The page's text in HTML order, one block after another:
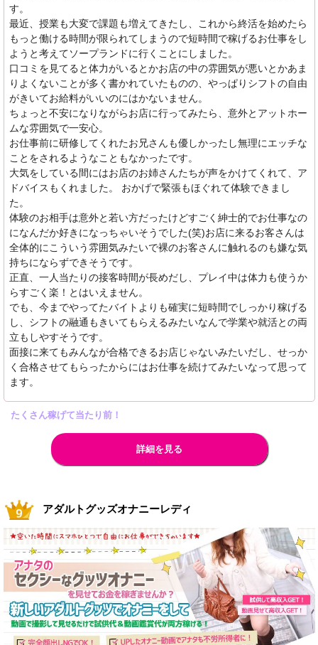
す。
最近、授業も大変で課題も増えてきたし、これから終活を始めたら
もっと働ける時間が限られてしまうので短時間で稼げるお仕事をし
ようと考えてソープランドに行くことにしました。
口コミを見てると体力がいるとかお店の中の雰囲気が悪いとかあま
りよくないことが多く書かれていたものの、やっぱりシフトの自由
がきいてお給料がいいのにはかないません。
ちょっと不安になりながらお店に行ってみたら、意外とアットホー
ムな雰囲気で一安心。
お仕事前に研修してくれたお兄さんも優しかったし無理にエッチな
ことをされるようなこともなかったです。
大気をしている間にはお店のお姉さんたちが声をかけてくれて、ア
ドバイスもくれました。 おかげで緊張もほぐれて体験できまし
た。
体験のお相手は意外と若い方だったけどすごく紳士的でお仕事なの
になんだか好きになっちゃいそうでした(笑)お店に来るお客さんは
全体的にこういう雰囲気みたいで裸のお客さんに触れるのも嫌な気
持ちにならずできそうです。
正直、一人当たりの接客時間が長めだし、プレイ中は体力も使うか
らすごく楽！とはいえません。
でも、今までやってたバイトよりも確実に短時間でしっかり稼げる
し、シフトの融通もきいてもらえるみたいなんで学業や就活との両
立もしやすそうです。
面接に来てもみんなが合格できるお店じゃないみたいだし、せっか
く合格させてもらったからにはお仕事を続けてみたいなって思って
ます。
たくさん稼げて当たり前！
詳細を見る
アダルトグッズオナニーレディ